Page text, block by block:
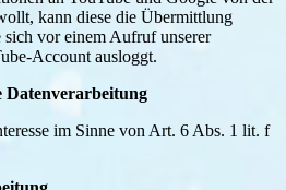
kann diese die Übermittlung
sich vor einem Aufruf unserer
Account ausloggt.
Datenverarbeitung
im Sinne von Art. 6 Abs. 1 lit. f